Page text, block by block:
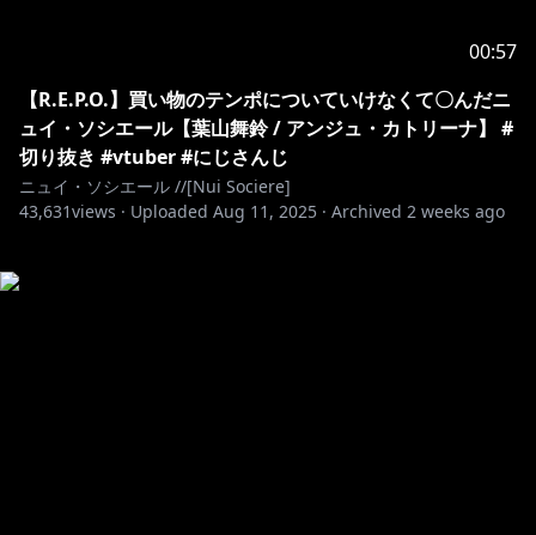
00:57
【R.E.P.O.】買い物のテンポについていけなくて〇んだニ
ュイ・ソシエール【葉山舞鈴 / アンジュ・カトリーナ】 #
切り抜き #vtuber #にじさんじ
ニュイ・ソシエール //[Nui Sociere]
43,631views · Uploaded Aug 11, 2025 · Archived 2 weeks ago